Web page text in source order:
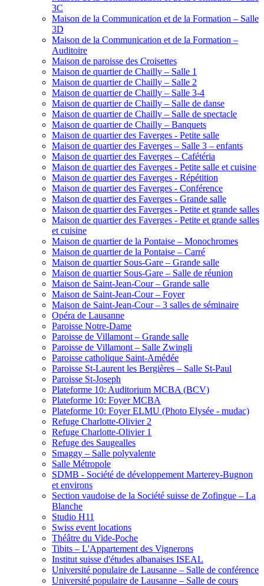
3C
Maison de la Communication et de la Formation – Salle
3D
Maison de la Communication et de la Formation –
Auditoire
Maison de paroisse des Croisettes
Maison de quartier de Chailly – Salle 1
Maison de quartier de Chailly – Salle 2
Maison de quartier de Chailly – Salle 3-4
Maison de quartier de Chailly – Salle de danse
Maison de quartier de Chailly – Salle de spectacle
Maison de quartier de Chailly – Banquets
Maison de quartier des Faverges - Petite salle
Maison de quartier des Faverges – Salle 3 – enfants
Maison de quartier des Faverges – Cafétéria
Maison de quartier des Faverges - Petite salle et cuisine
Maison de quartier des Faverges - Répétition
Maison de quartier des Faverges - Conférence
Maison de quartier des Faverges - Grande salle
Maison de quartier des Faverges - Petite et grande salles
Maison de quartier des Faverges - Petite et grande salles
et cuisine
Maison de quartier de la Pontaise – Monochromes
Maison de quartier de la Pontaise – Carré
Maison de quartier Sous-Gare – Grande salle
Maison de quartier Sous-Gare – Salle de réunion
Maison de Saint-Jean-Cour – Grande salle
Maison de Saint-Jean-Cour – Foyer
Maison de Saint-Jean-Cour – 3 salles de séminaire
Opéra de Lausanne
Paroisse Notre-Dame
Paroisse de Villamont – Grande salle
Paroisse de Villamont – Salle Zwingli
Paroisse catholique Saint-Amédée
Paroisse St-Laurent les Bergières – Salle St-Paul
Paroisse St-Joseph
Plateforme 10: Auditorium MCBA (BCV)
Plateforme 10: Foyer MCBA
Plateforme 10: Foyer ELMU (Photo Elysée - mudac)
Refuge Charlotte-Olivier 2
Refuge Charlotte-Olivier 1
Refuge des Saugealles
Smaggy – Salle polyvalente
Salle Métropole
SDMB - Société de développement Marterey-Bugnon
et environs
Section vaudoise de la Société suisse de Zofingue – La
Blanche
Studio H11
Swiss event locations
Théâtre du Vide-Poche
Tibits – L'Appartement des Vignerons
Institut suisse d'études albanaises ISEAL
Université populaire de Lausanne – Salle de conférence
Université populaire de Lausanne – Salle de cours